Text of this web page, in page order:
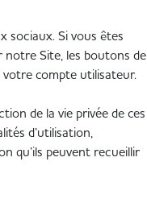
sociaux. Si vous êtes
Site, les boutons de
compte utilisateur.
de la vie privée de ces
d’utilisation,
qu’ils peuvent recueillir